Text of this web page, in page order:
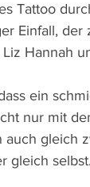
Tattoo
Einfall,
Hannah
ein
nur mit
gleich
gleich selbst.